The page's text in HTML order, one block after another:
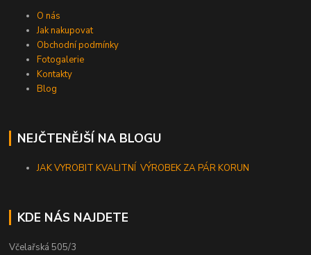
O nás
Jak nakupovat
Obchodní podmínky
Fotogalerie
Kontakty
Blog
NEJČTENĚJŠÍ NA BLOGU
JAK VYROBIT KVALITNÍ VÝROBEK ZA PÁR KORUN
KDE NÁS NAJDETE
Včelařská 505/3